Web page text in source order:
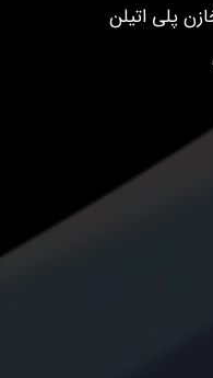
پلی اتیلن